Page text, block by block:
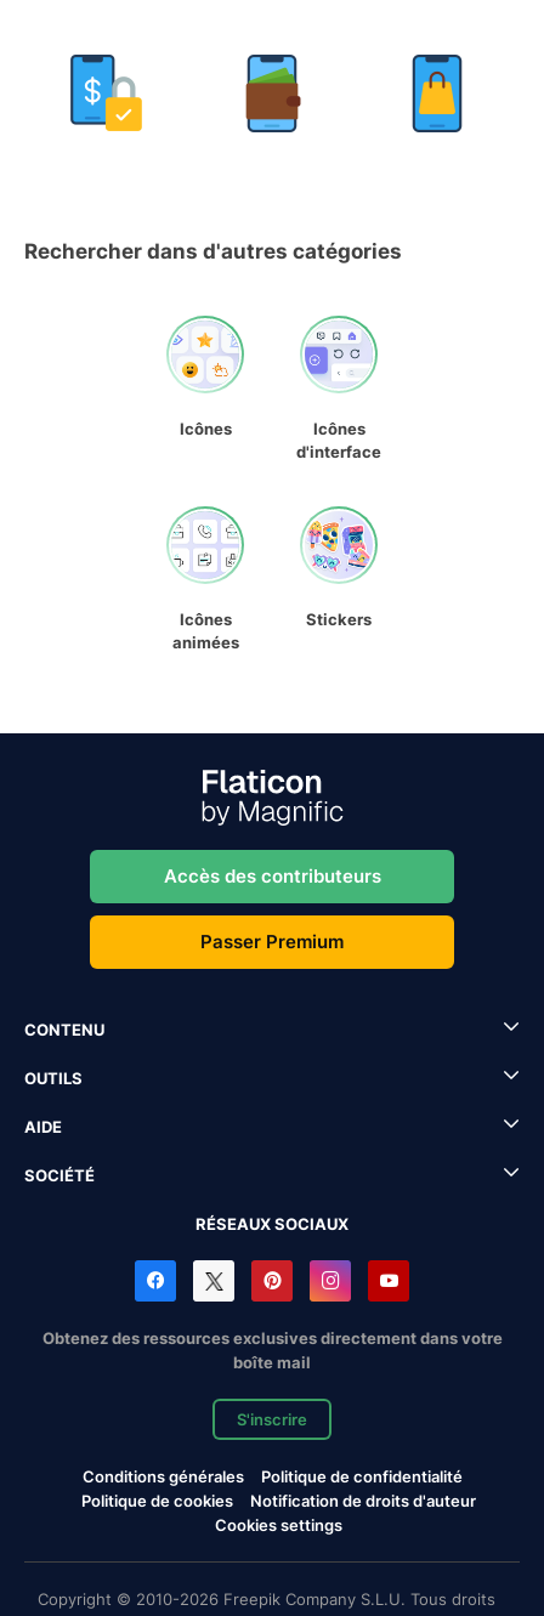
Rechercher dans d'autres catégories
Icônes
Icônes
d'interface
Icônes
animées
Stickers
Accès des contributeurs
Passer Premium
CONTENU
OUTILS
AIDE
SOCIÉTÉ
RÉSEAUX SOCIAUX
Obtenez des ressources exclusives directement dans votre
boîte mail
S'inscrire
Conditions générales
Politique de confidentialité
Politique de cookies
Notification de droits d'auteur
Cookies settings
Copyright © 2010-2026 Freepik Company S.L.U. Tous droits